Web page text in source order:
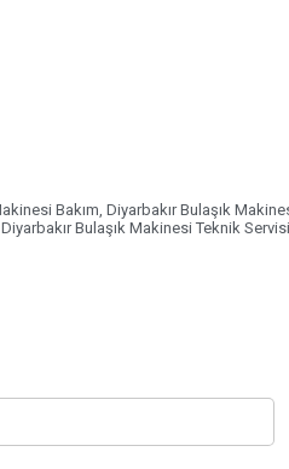
Bakım, Diyarbakır Bulaşık
Diyarbakır Bulaşık Makinesi Teknik Servisi